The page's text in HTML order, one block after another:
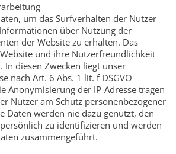
um das Surfverhalten der Nutzer
über Nutzung der
der Website zu erhalten. Das
und ihre Nutzerfreundlichkeit
In diesen Zwecken liegt unser
nach Art. 6 Abs. 1 lit. f DSGVO
Anonymisierung der IP-Adresse tragen
Nutzer am Schutz personenbezogener
Daten werden nie dazu genutzt, den
zu identifizieren und werden
zusammengeführt.